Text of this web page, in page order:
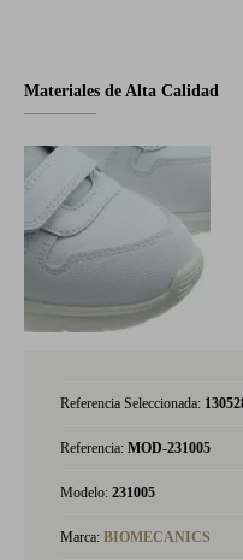
Materiales de Alta Calidad
Referencia Seleccionada:
Referencia: MOD-231005
Modelo: 231005
Marca: BIOMECANICS